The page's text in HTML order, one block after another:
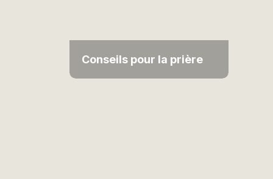
Conseils pour la prière